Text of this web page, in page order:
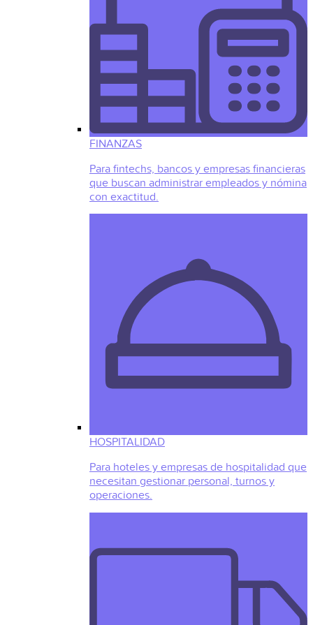
FINANZAS
Para fintechs, bancos y empresas financieras
que buscan administrar empleados y nómina
con exactitud.
HOSPITALIDAD
Para hoteles y empresas de hospitalidad que
necesitan gestionar personal, turnos y
operaciones.